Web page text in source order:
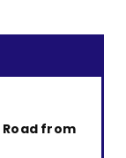
Road from